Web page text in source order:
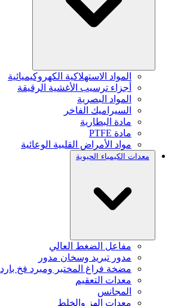
المواد الاستهلاكية الكهروكيميائية
أجزاء ترسيب الأغشية الرقيقة
المواد البصرية
السيراميك الفاخر
مادة البطارية
مادة PTFE
مواد الأمراض القلبية الوعائية
معدات الكيمياء الحيوية
مفاعل الضغط العالي
مدور تبريد وسخان مدور
مضخة فراغ المختبر ومبرد فخ بارد
معدات التعقيم
المجانس
معدات الهز والخلط